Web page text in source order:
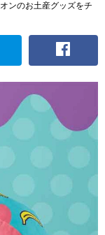
ンのお土産グッズをチ